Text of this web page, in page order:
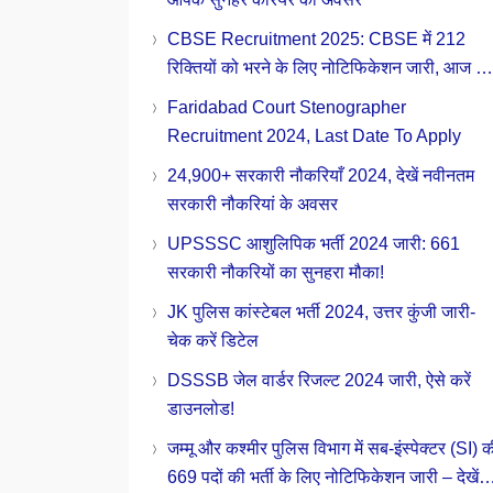
CBSE Recruitment 2025: CBSE में 212
रिक्तियों को भरने के लिए नोटिफिकेशन जारी, आज ही
करें अप्लाई
Faridabad Court Stenographer
Recruitment 2024, Last Date To Apply
24,900+ सरकारी नौकरियाँ 2024, देखें नवीनतम
सरकारी नौकरियां के अवसर
UPSSSC आशुलिपिक भर्ती 2024 जारी: 661
सरकारी नौकरियों का सुनहरा मौका!
JK पुलिस कांस्टेबल भर्ती 2024, उत्तर कुंजी जारी-
चेक करें डिटेल
DSSSB जेल वार्डर रिजल्ट 2024 जारी, ऐसे करें
डाउनलोड!
जम्मू और कश्मीर पुलिस विभाग में सब-इंस्पेक्टर (SI)
669 पदों की भर्ती के लिए नोटिफिकेशन जारी – देखें